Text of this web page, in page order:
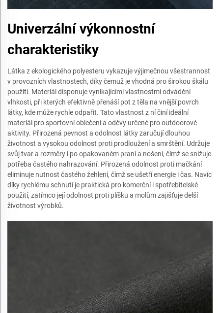
Univerzální výkonnostní
charakteristiky
Látka z ekologického polyesteru vykazuje výjimečnou všestrannost
v provozních vlastnostech, díky čemuž je vhodná pro širokou škálu
použití. Materiál disponuje vynikajícími vlastnostmi odvádění
vlhkosti, při kterých efektivně přenáší pot z těla na vnější povrch
látky, kde může rychle odpařit. Tato vlastnost z ní činí ideální
materiál pro sportovní oblečení a oděvy určené pro outdoorové
aktivity. Přirozená pevnost a odolnost látky zaručují dlouhou
životnost a vysokou odolnost proti prodloužení a smrštění. Udržuje
svůj tvar a rozměry i po opakovaném praní a nošení, čímž se snižuje
potřeba častého nahrazování. Přirozená odolnost proti mačkání
eliminuje nutnost častého žehlení, čímž se ušetří energie i čas. Navíc
díky rychlému schnutí je praktická pro komerční i spotřebitelské
použití, zatímco její odolnost proti plíšku a molům zajišťuje delší
životnost výrobků.